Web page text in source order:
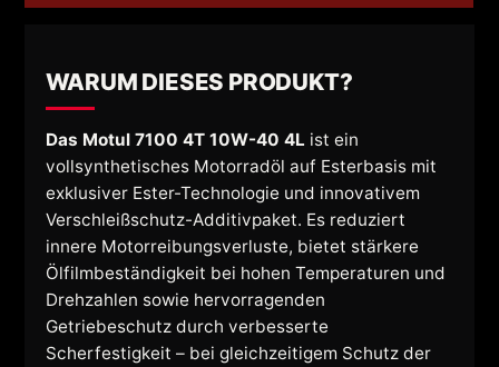
WARUM DIESES PRODUKT?
Das Motul 7100 4T 10W-40 4L ist ein
vollsynthetisches Motorradöl auf Esterbasis mit
exklusiver Ester-Technologie und innovativem
Verschleißschutz-Additivpaket. Es reduziert
innere Motorreibungsverluste, bietet stärkere
Ölfilmbeständigkeit bei hohen Temperaturen und
Drehzahlen sowie hervorragenden
Getriebeschutz durch verbesserte
Scherfestigkeit – bei gleichzeitigem Schutz der